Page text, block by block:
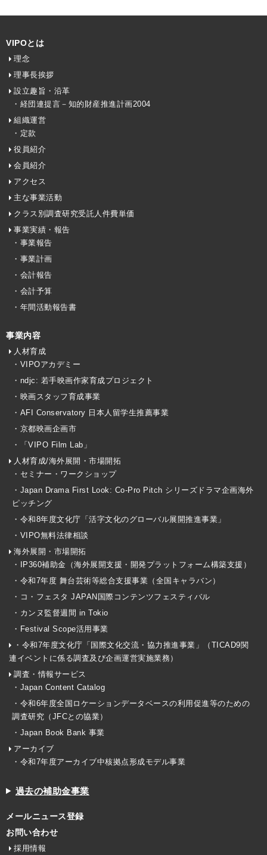
VIPOとは
理念
理事長挨拶
設立趣旨・沿革
・経団連提言－知的財産推進計画2004
組織運営
・定款
役員紹介
会員紹介
アクセス
主な事業活動
クラス別調査研究受託人件費単価
事業実績・報告
・事業報告
・事業計画
・会計報告
・会計予算
・年間活動報告書
事業内容
人材育成
・VIPOアカデミー
・ndjc: 若手映画作家育成プロジェクト
・映画スタッフ育成事業
・AFI Conservatory 日本人留学生推薦事業
・京都映画企画市
・「VIPO Film Lab」
人材育成/海外展開・市場開拓
・セミナー・ワークショップ
・Japan Drama First Look: Co-Pro Pitch シリーズドラマ企画海外
ピッチング
・令和8年度文化庁「活字文化のグローバル展開推進事業」
・VIPO無料法律相談
海外展開・市場開拓
・IP360補助金（海外展開支援・開発プラットフォーム構築支援）
・令和7年度 舞台芸術等総合支援事業（全国キャラバン）
・コ・フェスタ JAPAN国際コンテンツフェスティバル
・カンヌ監督週間 in Tokio
・Festival Scope活用事業
・令和7年度文化庁「国際文化交流・協力推進事業」（TICAD9関
連イベントに係る調査及び企画運営実施業務）
調査・情報サービス
・Japan Content Catalog
・令和6年度全国ロケーションデータベースの利用促進等のための
調査研究（JFCとの協業）
・Japan Book Bank 事業
アーカイブ
・令和7年度アーカイブ中核拠点形成モデル事業
過去の補助金事業
メールニュース登録
お問い合わせ
採用情報